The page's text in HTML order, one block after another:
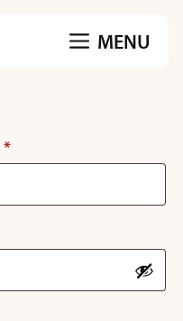
MENU
*Vereist